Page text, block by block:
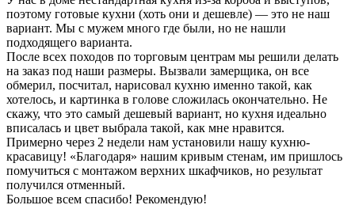
поэтому готовые кухни (хоть они и дешевле) — это не наш
вариант. Мы с мужем много где были, но не нашли
подходящего варианта.
После всех походов по торговым центрам мы решили делать
на заказ под наши размеры. Вызвали замерщика, он все
обмерил, посчитал, нарисовал кухню именно такой, как
хотелось, и картинка в голове сложилась окончательно. Не
скажу, что это самый дешевый вариант, но кухня идеально
вписалась и цвет выбрала такой, как мне нравится.
Примерно через 2 недели нам установили нашу кухню-
красавицу! «Благодаря» нашим кривым стенам, им пришлось
помучиться с монтажом верхних шкафчиков, но результат
получился отменный.
Большое всем спасибо! Рекомендую!